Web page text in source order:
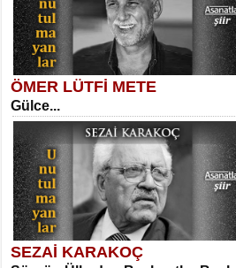
MEHMET TAŞTAN
Vagon’da Bir Şairle...
Meral Yağmur
Eski Bir Şiir...
ÖMER LÜTFİ METE
Gülce...
SEZAİ KARAKOÇ